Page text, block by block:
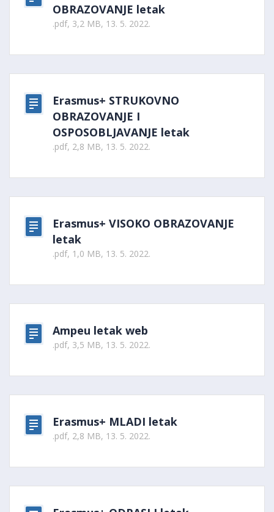
OBRAZOVANJE letak
.pdf, 3,2 MB, 13. 5. 2022.
Erasmus+ STRUKOVNO
OBRAZOVANJE I
OSPOSOBLJAVANJE letak
.pdf, 2,8 MB, 13. 5. 2022.
Erasmus+ VISOKO OBRAZOVANJE
letak
.pdf, 1,0 MB, 13. 5. 2022.
Ampeu letak web
.pdf, 3,5 MB, 13. 5. 2022.
Erasmus+ MLADI letak
.pdf, 2,8 MB, 13. 5. 2022.